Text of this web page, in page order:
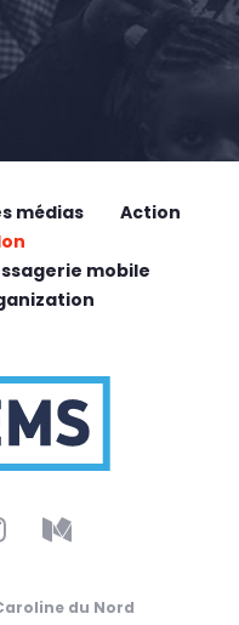
médias
Action
mobile
du Nord